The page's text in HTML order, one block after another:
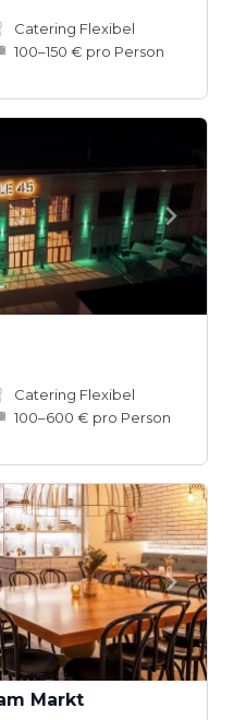
Catering Flexibel
100–150 € pro Person
Catering Flexibel
100–600 € pro Person
Markt